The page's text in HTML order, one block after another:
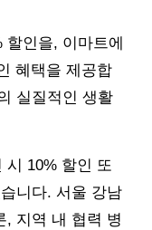
인을, 이마트에
혜택을 제공합
실질적인 생활
시 10% 할인 또
니다. 서울 강남
, 지역 내 협력 병